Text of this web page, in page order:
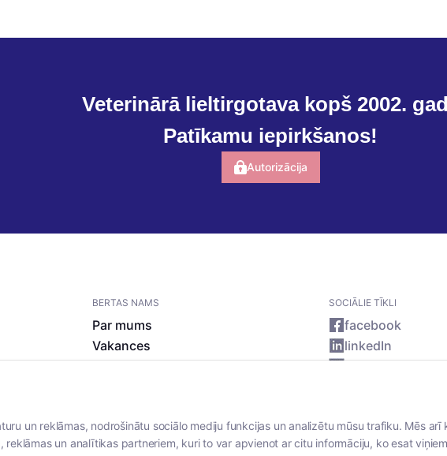
Veterinārā lieltirgotava kopš 2002.
Patīkamu iepirkšanos!
Autorizācija
BERTAS NAMS
Par mums
Vakances
SOCIĀLIE TĪKLI
facebook
linkedIn
un reklāmas, nodrošinātu sociālo mediju funkcijas un analizētu mūsu trafiku. Mēs
reklāmas un analītikas partneriem, kuri to var apvienot ar citu informāciju, ko esat